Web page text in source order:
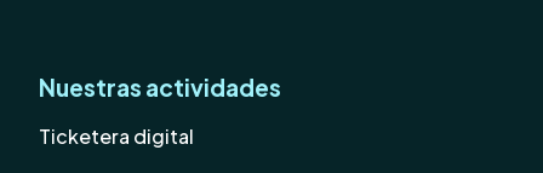
Nuestras actividades
Ticketera digital